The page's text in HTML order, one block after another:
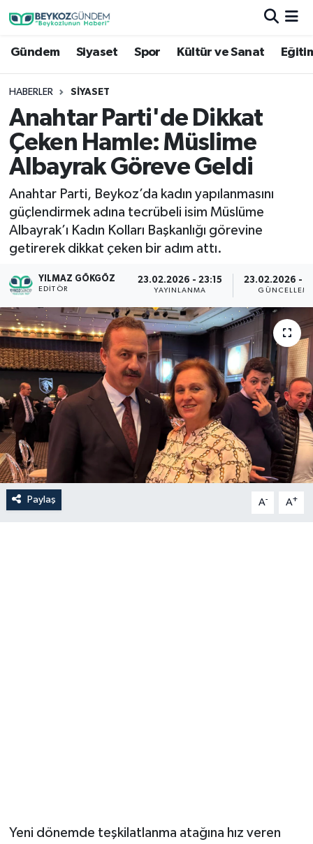
Gündem Siyaset Spor Kültür ve Sanat
HABERLER SIYASET
Anahtar Parti'de Dikkat
Çeken Hamle: Müslime
Albayrak Göreve Geldi
Anahtar Parti, Beykoz’da kadın yapılanmasını
güçlendirmek adına tecrübeli isim Müslüme
Albayrak’ı Kadın Kolları Başkanlığı görevine
getirerek dikkat çeken bir adım attı.
YILMAZ GÖKGÖZ
EDITÖR
23.02.2026 - 23:15
YAYINLANMA
23.02.2026 -
Paylaş A- A+
Yeni dönemde teşkilatlanma atağına hız veren
Hava Durumu
Trafik Durumu
Süper Lig Puan Durumu ve Fikstür
Tüm Manşetler
Son Dakika Haberleri
Haber Arşivi